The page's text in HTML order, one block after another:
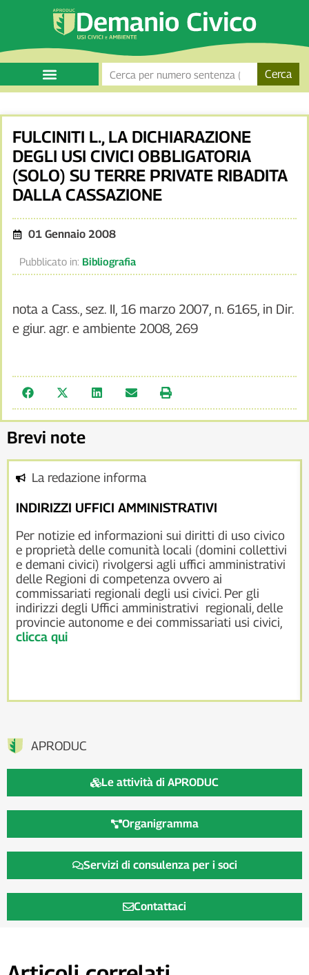
Cerca
FULCINITI L., LA DICHIARAZIONE
DEGLI USI CIVICI OBBLIGATORIA
(SOLO) SU TERRE PRIVATE RIBADITA
DALLA CASSAZIONE
01 Gennaio 2008
Pubblicato in: Bibliografia
nota a Cass., sez. II, 16 marzo 2007, n. 6165, in Dir.
e giur. agr. e ambiente 2008, 269
Brevi note
La redazione informa
INDIRIZZI UFFICI AMMINISTRATIVI
Per notizie ed informazioni sui diritti di uso civico
e proprietà delle comunità locali (domini collettivi
e demani civici) rivolgersi agli uffici amministrativi
delle Regioni di competenza ovvero ai
commissariati regionali degli usi civici. Per gli
indirizzi degli Uffici amministrativi regionali, delle
provincie autonome e dei commissariati usi civici,
clicca qui
APRODUC
Le attività di APRODUC
Organigramma
Servizi di consulenza per i soci
Contattaci